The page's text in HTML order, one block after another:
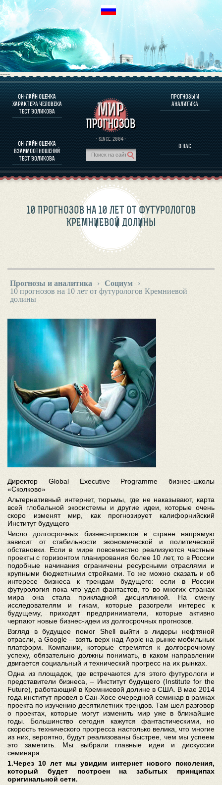
----
ОН-ЛАЙН ОЦЕНКА
ХАРАКТЕРА ЧЕЛОВЕКА
ТЕСТ ВОЛИКОВА
ОН-ЛАЙН ОЦЕНКА
ВЗАИМООТНОШЕНИЙ
ТЕСТ ВОЛИКОВА
· SINCE. 2004 ·
ПРОГНОЗЫ И
АНАЛИТИКА
О НАС
О ПРОГРАММЕ
ОЦЕНКА ХАРАКТЕРA ЧЕЛОВЕКА
ОЦЕНКА ХАРАКТЕРА ВЫДАЮЩИХСЯ ЛИЧНОСТЕЙ
О ПРОГРАММЕ
ПРОГНОЗЫ И АНАЛИТИКА
10 ПРОГНОЗОВ НА 10 ЛЕТ ОТ ФУТУРОЛОГОВ
КРЕМНИЕВОЙ ДОЛИНЫ
Прогнозы и аналитика › Социум
›
10 прогнозов на 10 лет от футурологов Кремниевой
долины
Директор Global Executive Programme бизнес-школы
«Сколково»
Альтернативный интернет, тюрьмы, где не наказывают, карта
всей глобальной экосистемы и другие идеи, которые очень
скоро изменят мир, как прогнозирует калифорнийский
Институт будущего
Число долгосрочных бизнес-проектов в стране напрямую
зависит от стабильности экономической и политической
обстановки. Если в мире повсеместно реализуются частные
проекты с горизонтом планирования более 10 лет, то в России
подобные начинания ограничены ресурсными отраслями и
крупными бюджетными стройками. То же можно сказать и об
интересе бизнеса к трендам будущего: если в России
футурология пока что удел фантастов, то во многих странах
мира она стала прикладной дисциплиной. На смену
исследователям и гикам, которые разогрели интерес к
будущему, приходят предприниматели, которые активно
черпают новые бизнес-идеи из долгосрочных прогнозов.
Взгляд в будущее помог Shell выйти в лидеры нефтяной
отрасли, а Google – взять верх над Apple на рынке мобильных
платформ. Компании, которые стремятся к долгосрочному
успеху, обязательно должны понимать, в каком направлении
двигается социальный и технический прогресс на их рынках.
Одна из площадок, где встречаются для этого футурологи и
представители бизнеса, – Институт будущего (Institute for the
Future), работающий в Кремниевой долине в США. В мае 2014
года институт провел в Сан-Хосе очередной семинар в рамках
проекта по изучению десятилетних трендов. Там шел разговор
о проектах, которые могут изменить мир уже в ближайшие
годы. Большинство сегодня кажутся фантастическими, но
скорость технического прогресса настолько велика, что многие
из них, вероятно, будут реализованы быстрее, чем мы успеем
это заметить. Мы выбрали главные идеи и дискуссии
семинара.
1.Через 10 лет мы увидим интернет нового поколения,
который будет построен на забытых принципах
оригинальной сети.